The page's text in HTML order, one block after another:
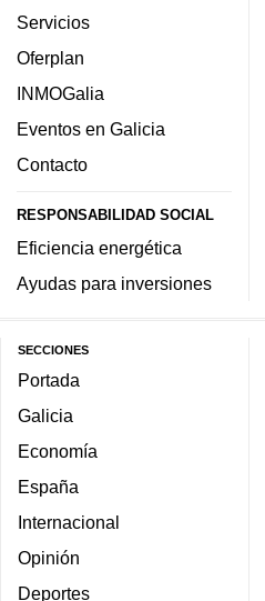
Servicios
Oferplan
INMOGalia
Eventos en Galicia
Contacto
RESPONSABILIDAD SOCIAL
Eficiencia energética
Ayudas para inversiones
SECCIONES
Portada
Galicia
Economía
España
Internacional
Opinión
Deportes